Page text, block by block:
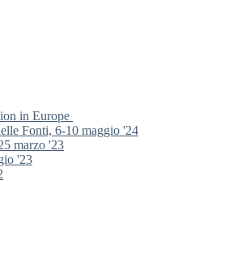
in Europe
Fonti, 6-10 maggio '24
marzo '23
'23